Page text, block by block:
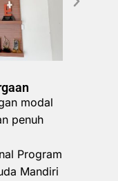
modal
penuh
Program
Mandiri